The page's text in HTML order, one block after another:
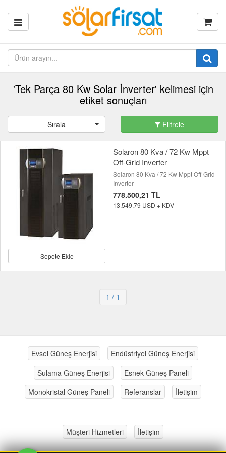
'Tek Parça 80 Kw Solar İnverter' kelimesi için
etiket sonuçları
Sırala Filtrele
Sepete Ekle
Solaron 80 Kva / 72 Kw Mppt
Off-Grid Inverter
Solaron 80 Kva / 72 Kw Mppt Off-Grid
Inverter
778.500,21 TL
13.549,79 USD + KDV
1 / 1
Evsel Güneş Enerjisi
Endüstriyel Güneş Enerjisi
Sulama Güneş Enerjisi
Esnek Güneş Paneli
Monokristal Güneş Paneli
Referanslar İletişim
Müşteri Hizmetleri İletişim